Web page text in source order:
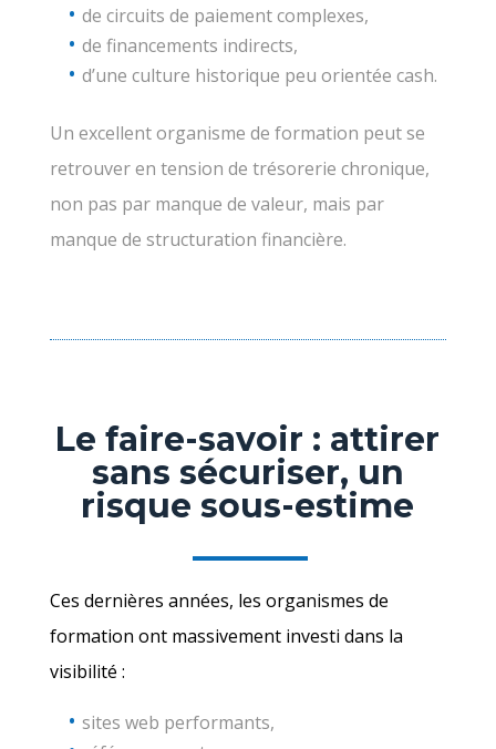
de circuits de paiement complexes,
de financements indirects,
d’une culture historique peu orientée cash.
Un excellent organisme de formation peut se
retrouver en tension de trésorerie chronique,
non pas par manque de valeur, mais par
manque de structuration financière.
Le faire-savoir : attirer
sans sécuriser, un
risque sous-estime
Ces dernières années, les organismes de
formation ont massivement investi dans la
visibilité :
sites web performants,